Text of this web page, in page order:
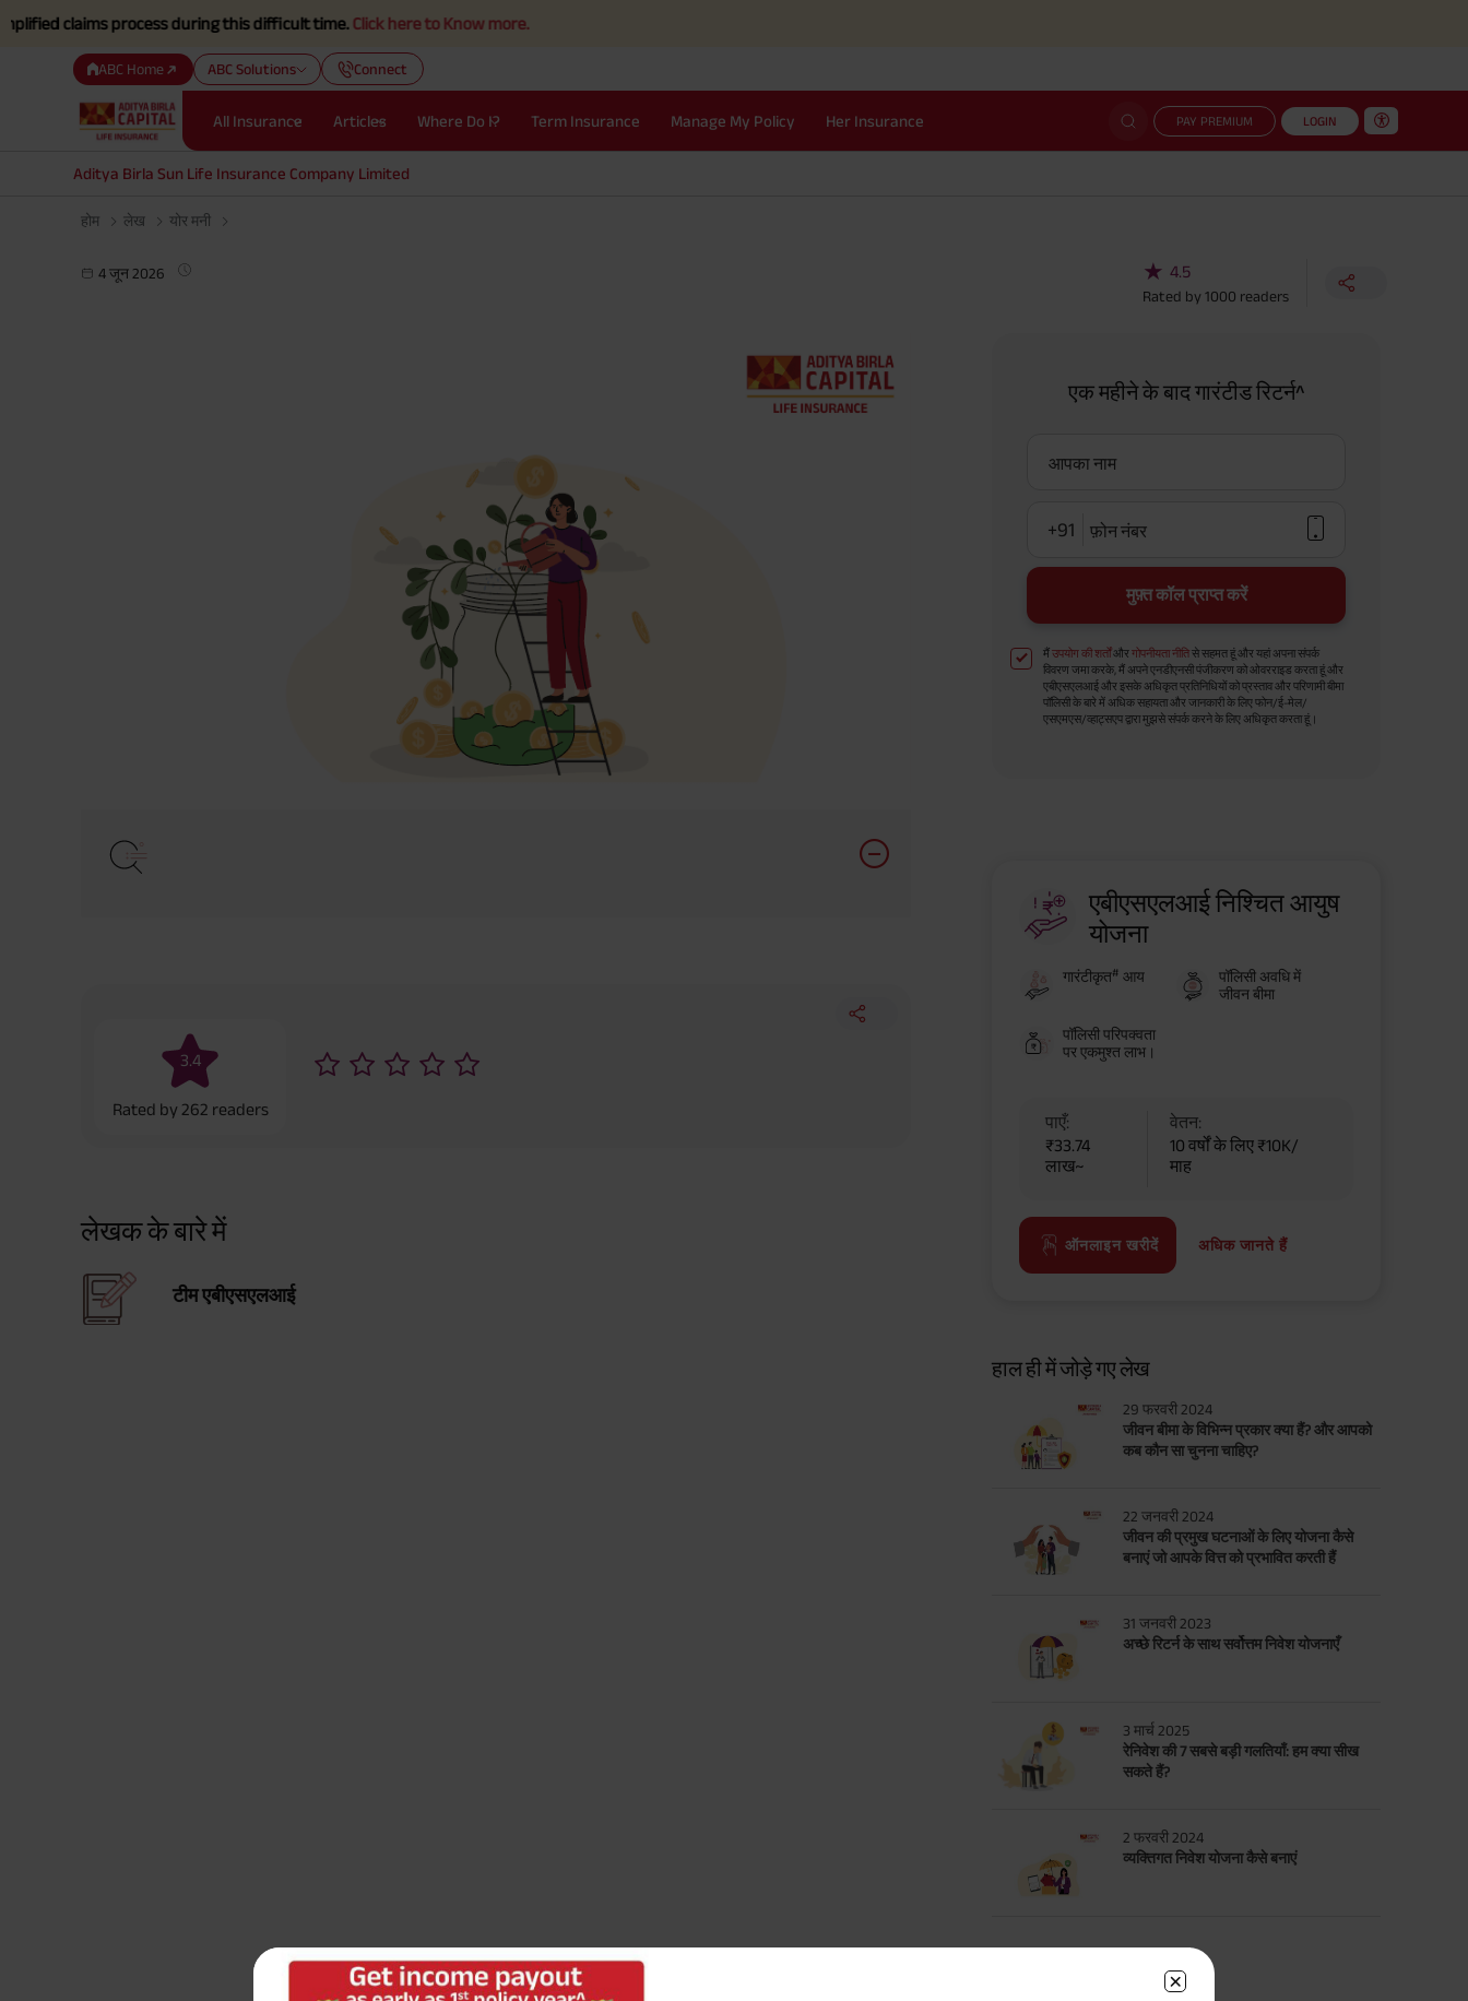
process during this difficult time.Click here to Know more.
ABC Home ABC Solutions Connect
All Insurance Articles Where Do I? Term Insurance Manage My Policy Her Insurance PAY PREMIUM LOGIN
Aditya Birla Sun Life Insurance Company Limited
होम लेख योर मनी
4 जून 2026 ★ 4.5
Rated by 1000 readers
3.4
Rated by 262 readers
लेखक के बारे में
टीम एबीएसएलआई
एक महीने के बाद गारंटीड रिटर्न^
आपका नाम
+91 फ़ोन नंबर
मुफ़्त कॉल प्राप्त करें
मैंउपयोग की शर्तोंऔरगोपनीयता नीतिसे सहमत हूं और यहां अपना संपर्क
विवरण जमा करके, मैं अपने एनडीएनसी पंजीकरण को ओवरराइड करता हूं और
एबीएसएलआई और इसके अधिकृत प्रतिनिधियों को प्रस्ताव और परिणामी बीमा
पॉलिसी के बारे में अधिक सहायता और जानकारी के लिए फोन/ई-मेल/
एसएमएस/व्हाट्सएप द्वारा मुझसे संपर्क करने के लिए अधिकृत करता हूं।
एबीएसएलआई निश्चित आयुष
योजना
गारंटीकृत# आय
पॉलिसी अवधि में
जीवन बीमा
पॉलिसी परिपक्वता
पर एकमुश्त लाभ।
पाएँ:
₹33.74
लाख~
वेतन:
10 वर्षों के लिए ₹10K/
माह
ऑनलाइन खरीदें अधिक जानते हैं
हाल ही में जोड़े गए लेख
29 फरवरी 2024
जीवन बीमा के विभिन्न प्रकार क्या हैं? और आपको
कब कौन सा चुनना चाहिए?
22 जनवरी 2024
जीवन की प्रमुख घटनाओं के लिए योजना कैसे
बनाएं जो आपके वित्त को प्रभावित करती हैं
31 जनवरी 2023
अच्छे रिटर्न के साथ सर्वोत्तम निवेश योजनाएँ
3 मार्च 2025
रेनिवेश की 7 सबसे बड़ी गलतियाँ: हम क्या सीख
सकते हैं?
2 फरवरी 2024
व्यक्तिगत निवेश योजना कैसे बनाएं